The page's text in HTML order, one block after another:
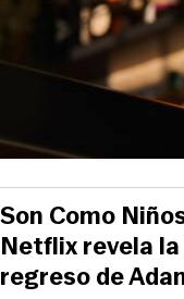
Son Como
Netflix revela
regreso de